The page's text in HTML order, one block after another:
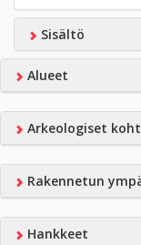
Sisältö
Alueet
Arkeologiset
Rakennetun
Hankkeet